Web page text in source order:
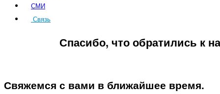
СМИ
Связь
Спасибо, что обратились к
Свяжемся с вами в ближайшее время.